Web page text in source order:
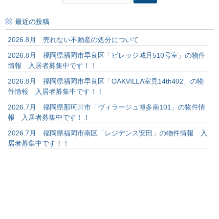
最近の投稿
2026.8月 売れない不動産の処分について
2026.8月 福岡県福岡市早良区「ビレッジ城月510号室」の物件
情報 入居者募集中です！！
2026.8月 福岡県福岡市早良区「OAKVILLA室見14th402」の物
件情報 入居者募集中です！！
2026.7月 福岡県那珂川市「ヴィラージュ博多南101」の物件情
報 入居者募集中です！！
2026.7月 福岡県福岡市南区「レジデンス安田」の物件情報 入
居者募集中です！！